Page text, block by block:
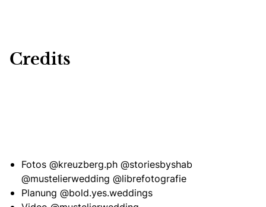
Credits
Fotos @kreuzberg.ph @storiesbyshab
@mustelierwedding @librefotografie
Planung @bold.yes.weddings